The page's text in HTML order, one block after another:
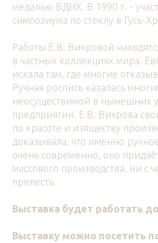
медалью ВДНХ. В 1990 г. -
симпозиума по стеклу в Гусь-
Работы Е.В. Вихровой
в частных коллекциях мира.
искала там, где многие
Ручная роспись казалась
неосуществимой в нынешних
предприятии. Е.В. Вихрова
по красоте и изяществу
доказывала, что именно
очень современно, оно
массового производства, ни с
прелесть.
Выставка будет работать
Выставку можно посетить